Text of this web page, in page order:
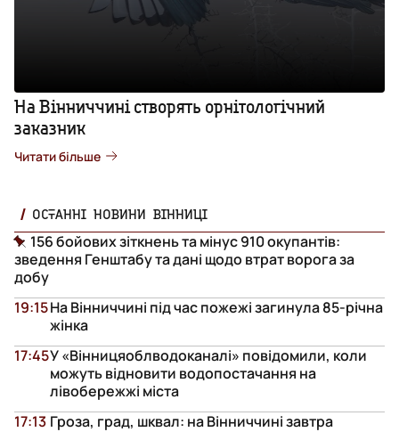
На Вінниччині створять орнітологічний
заказник
Читати більше
ОСТАННІ НОВИНИ ВІННИЦІ
156 бойових зіткнень та мінус 910 окупантів:
зведення Генштабу та дані щодо втрат ворога за
добу
На Вінниччині під час пожежі загинула 85-річна
жінка
19:15
У «Вінницяоблводоканалі» повідомили, коли
можуть відновити водопостачання на
лівобережжі міста
17:45
Гроза, град, шквал: на Вінниччині завтра
17:13